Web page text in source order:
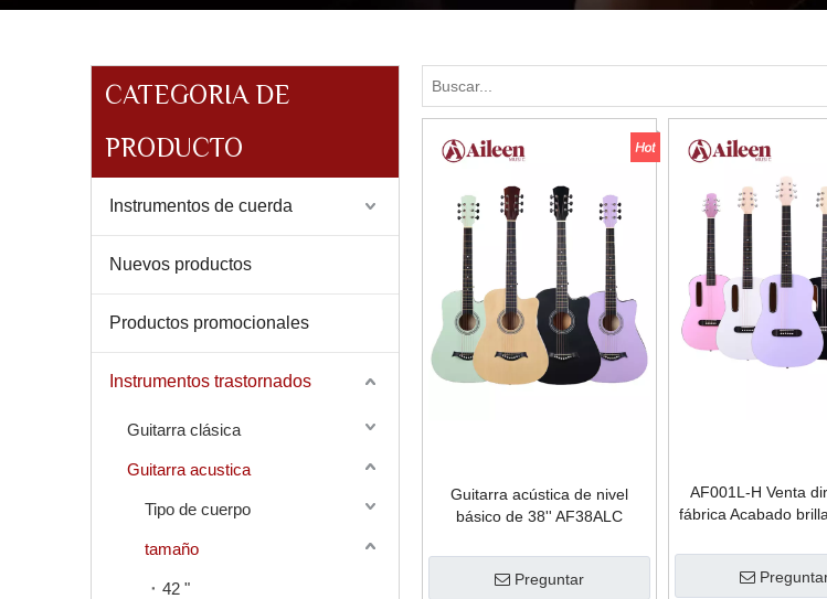
CATEGORIA DE
PRODUCTO
Instrumentos de cuerda
Nuevos productos
Productos promocionales
Instrumentos trastornados
Guitarra clásica
Guitarra acustica
Tipo de cuerpo
tamaño
42 "
Guitarra acústica de nivel
básico de 38'' AF38ALC
Preguntar
AF001L-H Venta
fábrica Acabado
de 38 '